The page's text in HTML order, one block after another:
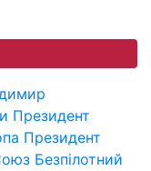
Президент
Президент
Безпілотний